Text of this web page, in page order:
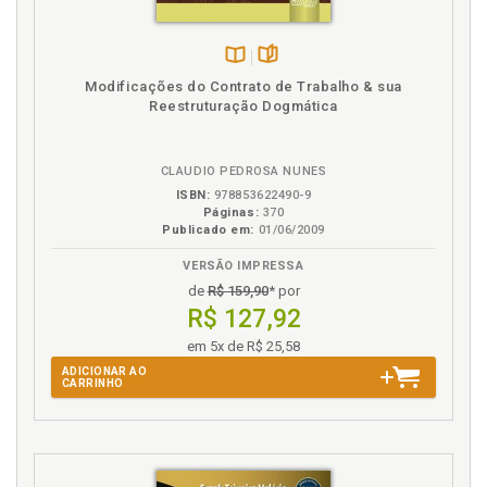
NR 17. Meio ambiente do trabalho e a NR 17, p. 109
Organização do trabalho e autoridade, p. 95
Psicodinâmica do trabalho, p. 52
Psicodinâmica do trabalho e os mecanismos de
Reconhecimento. Meio ambiente do trabalho e o ser
reconhecido, p. 73
Reconhecimento. Trabalho e reconhecimento, p. 65
Disponível
na
B.V.
páginas
Modificações do Contrato de Trabalho & sua
Reestruturação Dogmática
CLAUDIO PEDROSA NUNES
ISBN: 978853622490-9
Páginas: 370
Publicado em: 01/06/2009
VERSÃO IMPRESSA
deR$ 159,90* por
R$ 127,92
em 5x de R$ 25,58
ADICIONAR AO
CARRINHO